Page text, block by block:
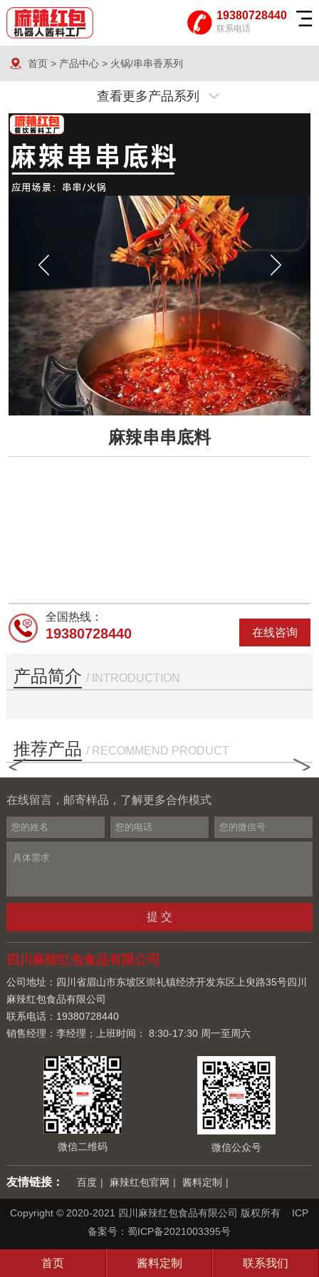
19380728440
联系电话
首页> 产品中心> 火锅/串串香系列
查看更多产品系列
麻辣串串底料
在线咨询
全国热线：
19380728440
产品简介 / INTRODUCTION
推荐产品 / RECOMMEND PRODUCT
< >
在线留言，邮寄样品，了解更多合作模式
四川麻辣红包食品有限公司
公司地址：四川省眉山市东坡区崇礼镇经济开发东区上臾路35号四川
麻辣红包食品有限公司
联系电话：19380728440
销售经理：李经理；上班时间： 8:30-17:30 周一至周六
微信公众号
微信二维码
友情链接： 百度 | 麻辣红包官网 | 酱料定制 |
Copyright © 2020-2021 四川麻辣红包食品有限公司 版权所有 ICP
备案号：蜀ICP备2021003395号
首页 酱料定制 联系我们